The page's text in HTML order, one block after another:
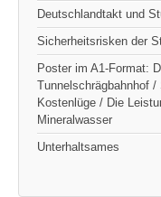
Deutschlandtakt und
Sicherheitsrisken der
Poster im A1-Format:
Tunnelschrägbahnhof
Kostenlüge / Die
Mineralwasser
Unterhaltsames